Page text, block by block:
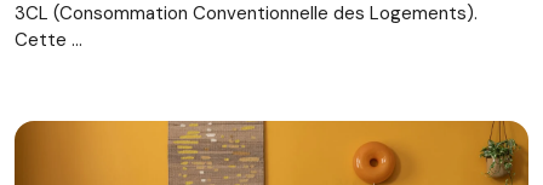
3CL (Consommation Conventionnelle des Logements).
Cette ...